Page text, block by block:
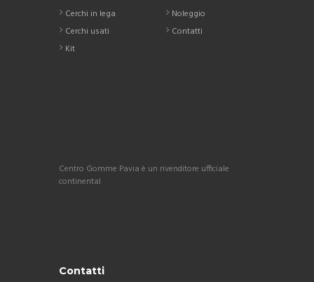
Cerchi in lega
Cerchi usati
Kit
Noleggio
Contatti
Centro Gomme Pavia è un rivenditore ufficiale
continental
Contatti